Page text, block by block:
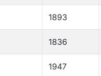
1893
1836
1947